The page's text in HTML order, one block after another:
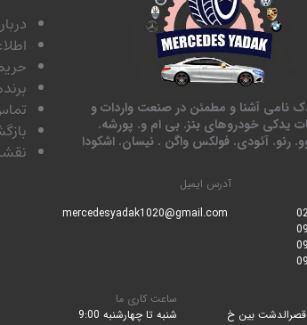
نامی آشنا و مطمئن در صنعت واردات و
یدکی خودروهای بنز. بی ام و. پورشه.
رنو. آئودی. فولکس واگن . نیسان. اشکودا
آدرس ایمیل
قصرالدشت بین خ
ساعت کاری ما
شنبه تا چهارشنبه 9:00